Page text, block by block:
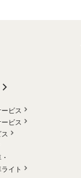
ビス
ビス
イト